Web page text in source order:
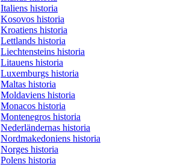
Italiens historia
Kosovos historia
Kroatiens historia
Lettlands historia
Liechtensteins historia
Litauens historia
Luxemburgs historia
Maltas historia
Moldaviens historia
Monacos historia
Montenegros historia
Nederländernas historia
Nordmakedoniens historia
Norges historia
Polens historia